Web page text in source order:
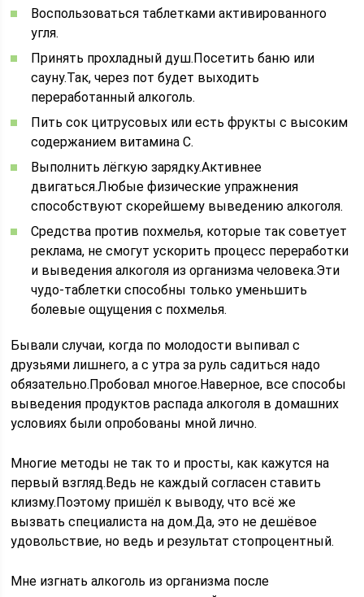
Воспользоваться таблетками активированного
угля.
Принять прохладный душ.Посетить баню или
сауну.Так, через пот будет выходить
переработанный алкоголь.
Пить сок цитрусовых или есть фрукты с высоким
содержанием витамина С.
Выполнить лёгкую зарядку.Активнее
двигаться.Любые физические упражнения
способствуют скорейшему выведению алкоголя.
Средства против похмелья, которые так советует
реклама, не смогут ускорить процесс переработки
и выведения алкоголя из организма человека.Эти
чудо-таблетки способны только уменьшить
болевые ощущения с похмелья.
Бывали случаи, когда по молодости выпивал с
друзьями лишнего, а с утра за руль садиться надо
обязательно.Пробовал многое.Наверное, все способы
выведения продуктов распада алкоголя в домашних
условиях были опробованы мной лично.
Многие методы не так то и просты, как кажутся на
первый взгляд.Ведь не каждый согласен ставить
клизму.Поэтому пришёл к выводу, что всё же
вызвать специалиста на дом.Да, это не дешёвое
удовольствие, но ведь и результат стопроцентный.
Мне изгнать алкоголь из организма после